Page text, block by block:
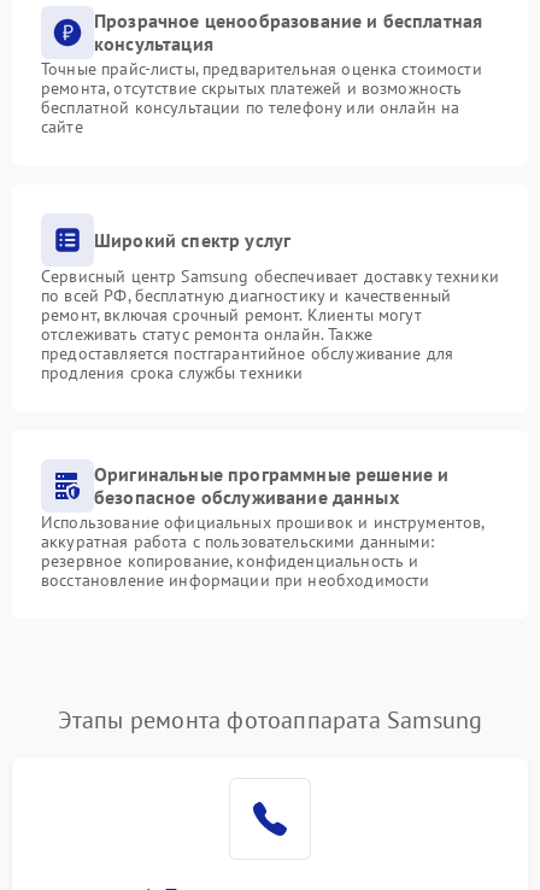
Прозрачное ценообразование и бесплатная
консультация
Точные прайс-листы, предварительная оценка стоимости
ремонта, отсутствие скрытых платежей и возможность
бесплатной консультации по телефону или онлайн на
сайте
Широкий спектр услуг
Сервисный центр Samsung обеспечивает доставку техники
по всей РФ, бесплатную диагностику и качественный
ремонт, включая срочный ремонт. Клиенты могут
отслеживать статус ремонта онлайн. Также
предоставляется постгарантийное обслуживание для
продления срока службы техники
Оригинальные программные решение и
безопасное обслуживание данных
Использование официальных прошивок и инструментов,
аккуратная работа с пользовательскими данными:
резервное копирование, конфиденциальность и
восстановление информации при необходимости
Этапы ремонта фотоаппарата Samsung